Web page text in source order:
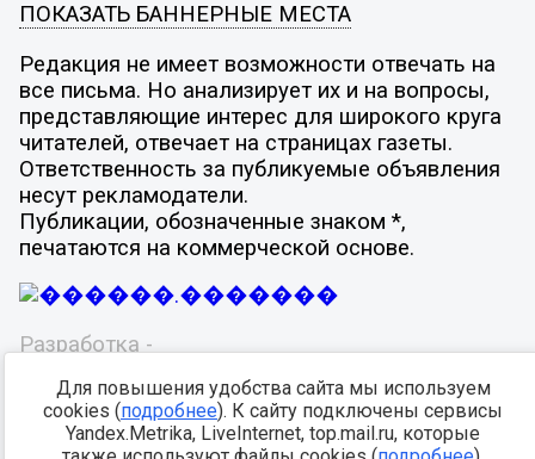
ПОКАЗАТЬ БАННЕРНЫЕ МЕСТА
Редакция не имеет возможности отвечать на
все письма. Но анализирует их и на вопросы,
представляющие интерес для широкого круга
читателей, отвечает на страницах газеты.
Ответственность за публикуемые объявления
несут рекламодатели.
Публикации, обозначенные знаком *,
печатаются на коммерческой основе.
Разработка -
Для повышения удобства сайта мы используем
cookies (подробнее). К сайту подключены сервисы
Yandex.Metrika, LiveInternet, top.mail.ru, которые